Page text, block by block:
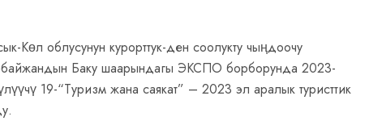
Көл облусунун курорттук-ден соолукту чыңдоочу
Баку шаарындагы ЭКСПО борборунда 2023-
19-“Туризм жана саякат” – 2023 эл аралык туристтик